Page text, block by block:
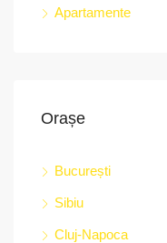
Apartamente
Orașe
București
Sibiu
Cluj-Napoca